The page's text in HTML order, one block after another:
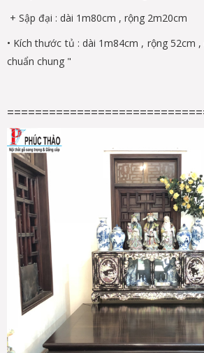
+ Sập đại : dài 1m80cm , rộng 2m20cm
• Kích thước tủ : dài 1m84cm , rộng 52cm
chuẩn chung "